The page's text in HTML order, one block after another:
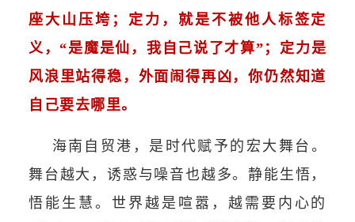
座大山压垮；定力，就是不被他人标签定
义，“是魔是仙，我自己说了才算”；定力是
风浪里站得稳，外面闹得再凶，你仍然知道
自己要去哪里。
海南自贸港，是时代赋予的宏大舞台。
舞台越大，诱惑与噪音也越多。静能生悟，
悟能生慧。世界越是喧嚣，越需要内心的